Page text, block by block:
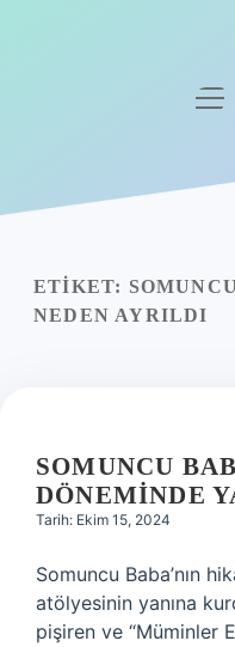
Yasal Uyarı
ETIKET:
NEDEN AYRILDI
SOMUNCU
DÖNEMINDE
Tarih: Ekim 15, 2024
Somuncu Baba’nın
atölyesinin yanına
pişiren ve “Müminler